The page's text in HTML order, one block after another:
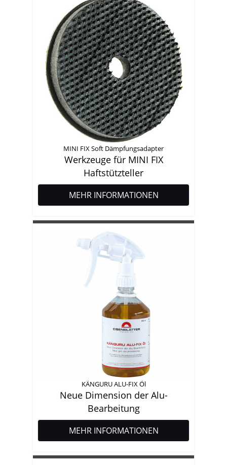
MINI FIX Soft Dämpfungsadapter
Werkzeuge für MINI FIX
Haftstützteller
MEHR INFORMATIONEN
KÄNGURU ALU-FIX Öl
Neue Dimension der Alu-
Bearbeitung
MEHR INFORMATIONEN